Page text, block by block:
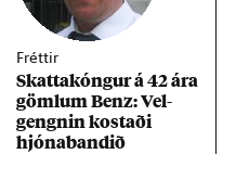
Fréttir
Skattakóng­ur á 42 ára
göml­um Benz: Vel­
gengn­in kostaði
hjóna­band­ið